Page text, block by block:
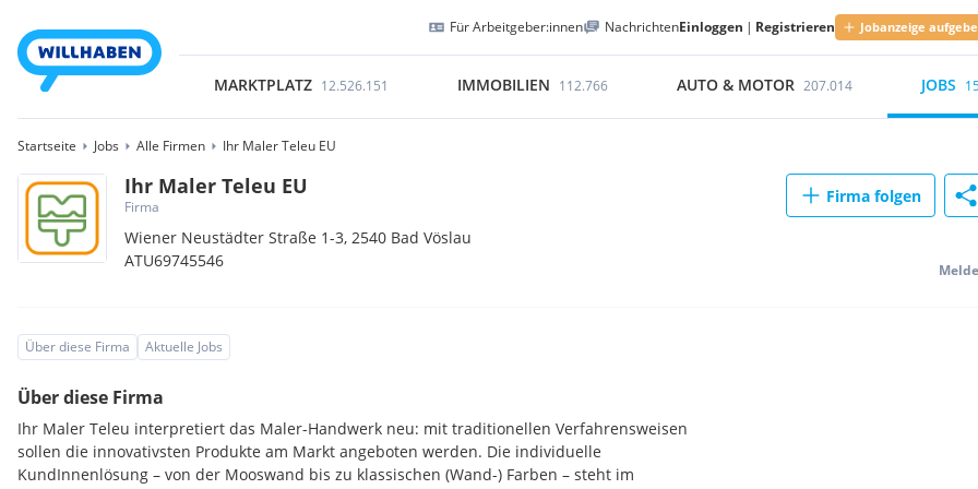
Für Arbeitgeber:innen NachrichtenEinloggen | Registrieren Jobanzeige
MARKTPLATZ 12.526.151 IMMOBILIEN 112.766 AUTO & MOTOR 207.014 JOBS
Startseite Jobs Alle Firmen Ihr Maler Teleu EU
Ihr Maler Teleu EU
Firma
Wiener Neustädter Straße 1-3,2540 Bad Vöslau
ATU69745546
Firma folgen
Über diese Firma Aktuelle Jobs
Über diese Firma
Ihr Maler Teleu interpretiert das Maler-Handwerk neu: mit traditionellen Verfahrensweisen
sollen die innovativsten Produkte am Markt angeboten werden. Die individuelle
KundInnenlösung – von der Mooswand bis zu klassischen (Wand-) Farben – steht im